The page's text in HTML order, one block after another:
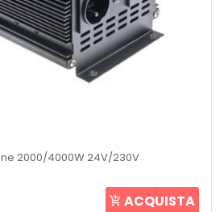
2000/4000W 24V/230V
ACQUISTA